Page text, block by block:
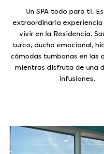
Un SPA todo para ti.
extraordinaria experiencia
vivir en la Residencia.
turco, ducha emocional,
cómodas tumbonas en las
mientras disfruta de una
infusiones.